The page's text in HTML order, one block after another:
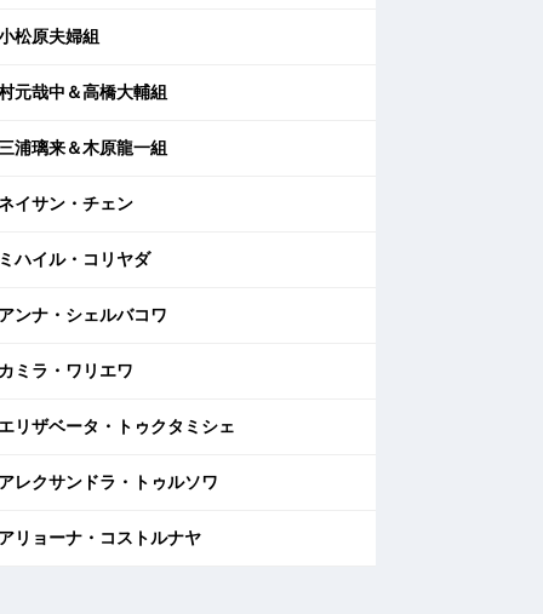
松原夫婦組
元哉中＆高橋大輔組
浦璃来＆木原龍一組
イサン・チェン
ハイル・コリヤダ
ンナ・シェルバコワ
ミラ・ワリエワ
リザベータ・トゥクタミシェ
レクサンドラ・トゥルソワ
リョーナ・コストルナヤ